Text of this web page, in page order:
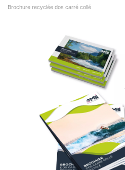
brochure recyclée dos carré collé